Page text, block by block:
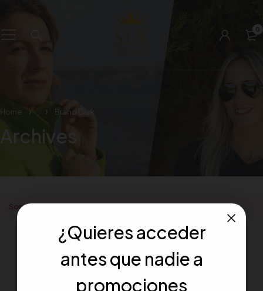
0
Home Brand Dark
Archives
Sorry. There are no posts to display
¿Quieres acceder
antes que nadie a
promociones